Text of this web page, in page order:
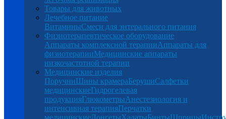
Товары для животных
Лечебное питание
ВитаминыСмеси для энтерального питания
Физиотерапевтическое оборудование
Аппараты комплексной терапииАппараты для
физиотерапииМедицинские аппараты
низкочастотной терапии
Медицинские изделия
ПоручниШины крамераБерушиСалфетки
медицинскиеГидрогелевая
продукцияГлюкометрыАнестезиология и
интенсивная терапияПерчатки
медицинскиеЛонгетыХалатыБинтыШприцы